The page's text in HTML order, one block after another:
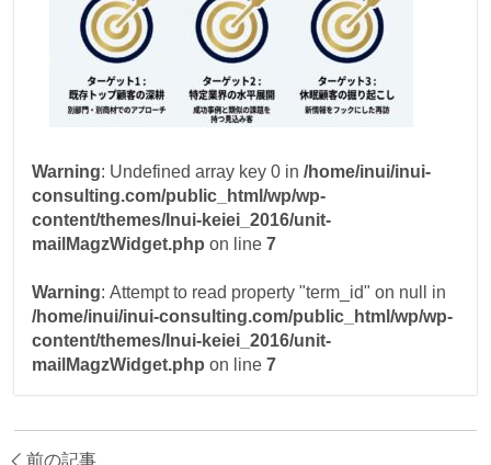
Warning : Undefined array key 0 in/home/inui/inui-
consulting.com/public_html/wp/wp-
content/themes/Inui-keiei_2016/unit-
mailMagzWidget.php on line7
Warning : Attempt to read property "term_id" on null in
/home/inui/inui-consulting.com/public_html/wp/wp-
content/themes/Inui-keiei_2016/unit-
mailMagzWidget.php on line7
前の記事